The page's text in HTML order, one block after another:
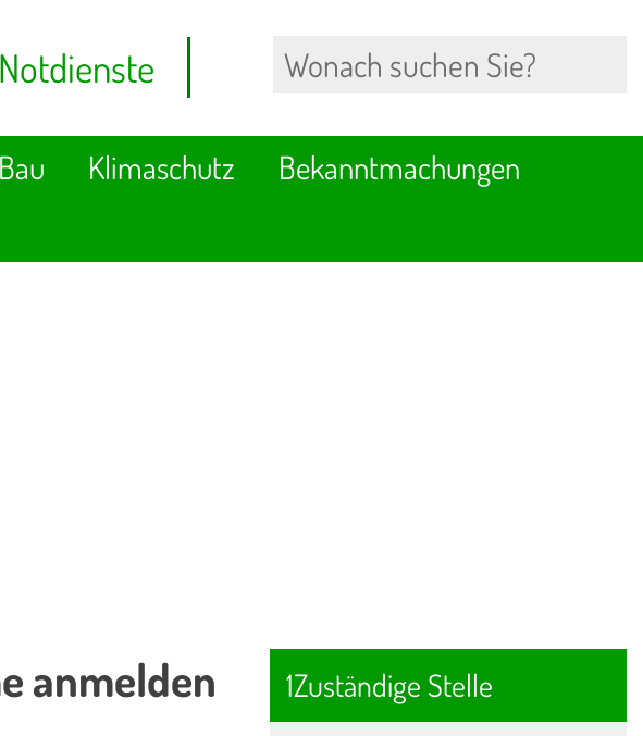
Notdienste
Klimaschutz
Bekanntmachungen
anmelden 1Zuständige Stelle